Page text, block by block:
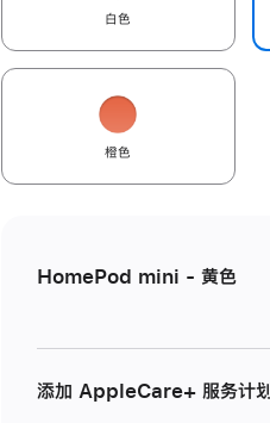
白色
橙色
HomePod mini - 黄色
添加 AppleCare+ 服务计划